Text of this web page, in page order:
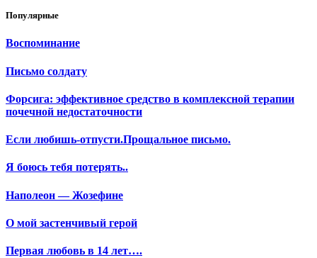
Популярные
Воспоминание
Письмо солдату
Форсига: эффективное средство в комплексной терапии
почечной недостаточности
Если любишь-отпусти.Прощальное письмо.
Я боюсь тебя потерять..
Наполеон — Жозефине
О мой застенчивый герой
Первая любовь в 14 лет….